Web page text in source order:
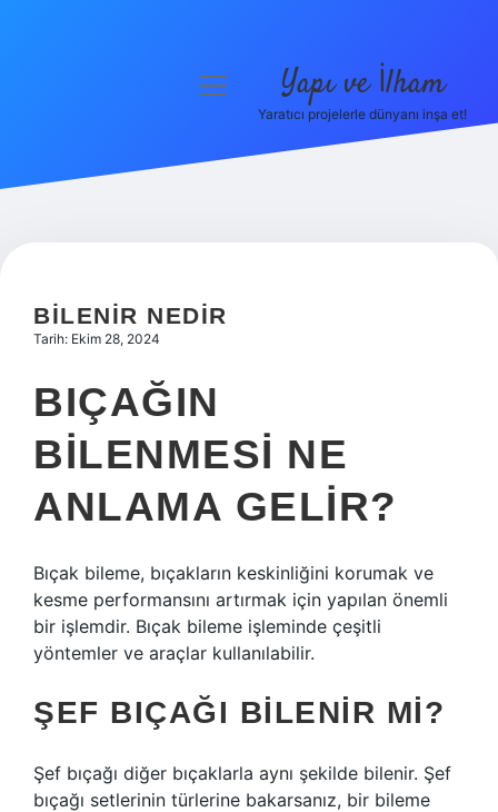
Hakkımızda
menüyü
Yapı ve İlham
Yaratıcı projelerle dünyanı inşa et!
BILENIR NEDIR
Tarih: Ekim 28, 2024
BIÇAĞIN
BILENMESI NE
ANLAMA GELIR?
Bıçak bileme, bıçakların keskinliğini korumak ve
kesme performansını artırmak için yapılan önemli
bir işlemdir. Bıçak bileme işleminde çeşitli
yöntemler ve araçlar kullanılabilir.
ŞEF BIÇAĞI BILENIR MI?
Şef bıçağı diğer bıçaklarla aynı şekilde bilenir. Şef
bıçağı setlerinin türlerine bakarsanız, bir bileme